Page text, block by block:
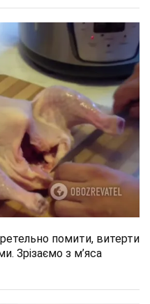
помити, витерти
Зрізаємо з м’яса